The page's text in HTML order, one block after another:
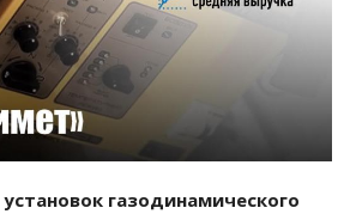
газодинамического